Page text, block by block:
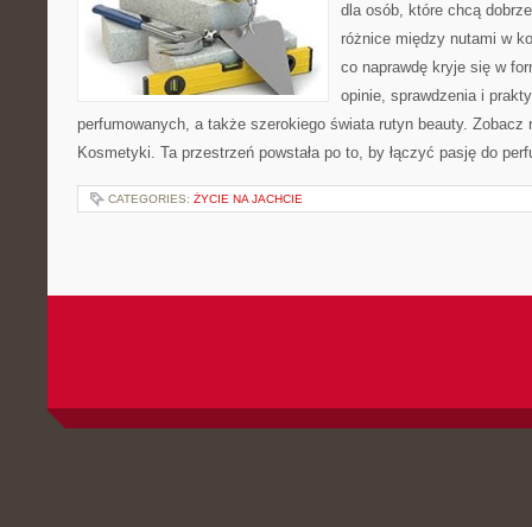
dla osób, które chcą
różnice między nutami w
co naprawdę kryje się w
opinie, sprawdzenia i
perfumowanych, a także szerokiego świata rutyn beauty. Zobacz
Kosmetyki. Ta przestrzeń powstała po to, by łączyć pasję do
CATEGORIES: ŻYCIE NA JACHCIE